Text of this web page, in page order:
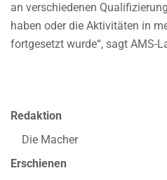
an verschiedenen
haben oder die Aktivitäten in
fortgesetzt wurde“, sagt AMS-
Redaktion
Die Macher
Erschienen